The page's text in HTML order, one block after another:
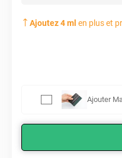
Ajoutez4ml en plus et
Ajouter